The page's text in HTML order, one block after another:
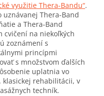
využitie Thera-Bandu“.
Thera-Band
a Thera-Band
cvičení na niekoľkých
zoznámení s
princípmi
s množstvom ďalších
uplatnia vo
rehabilitácii, v
techník.